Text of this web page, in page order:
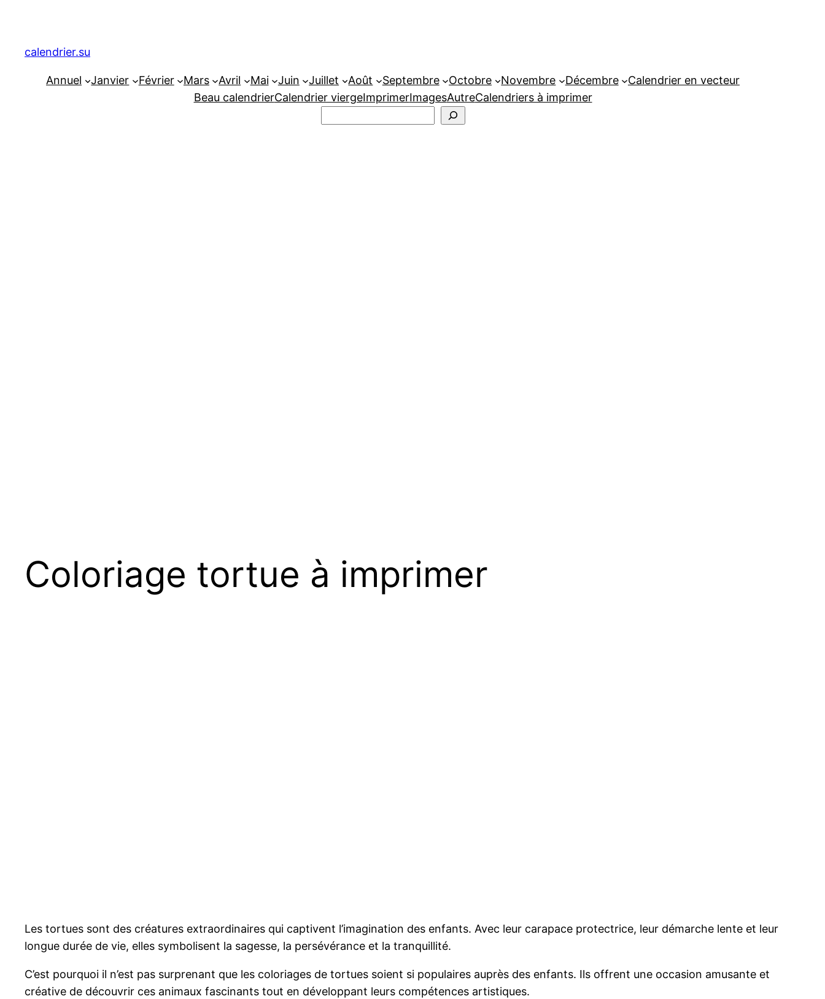
contenu
calendrier.su
Annuel Janvier Février Mars Avril Mai Juin Juillet Août Septembre Octobre Novembre Décembre
Calendrier en vecteur
Beau calendrierCalendrier viergeImprimerImagesAutreCalendriers à imprimer
Coloriage tortue à imprimer
Les tortues sont des créatures extraordinaires qui captivent l’imagination des enfants. Avec leur carapace protectrice, leur démarche lente et leur
longue durée de vie, elles symbolisent la sagesse, la persévérance et la tranquillité.
C’est pourquoi il n’est pas surprenant que les coloriages de tortues soient si populaires auprès des enfants. Ils offrent une occasion amusante et
créative de découvrir ces animaux fascinants tout en développant leurs compétences artistiques.